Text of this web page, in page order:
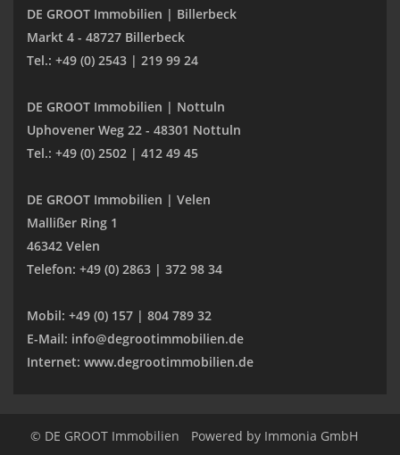
DE GROOT Immobilien | Billerbeck
Markt 4 - 48727 Billerbeck
Tel.: +49 (0) 2543 | 219 99 24
DE GROOT Immobilien | Nottuln
Uphovener Weg 22 - 48301 Nottuln
Tel.: +49 (0) 2502 | 412 49 45
DE GROOT Immobilien | Velen
Mallißer Ring 1
46342 Velen
Telefon: +49 (0) 2863 | 372 98 34
Mobil: +49 (0) 157 | 804 789 32
E-Mail: info@degrootimmobilien.de
Internet: www.degrootimmobilien.de
© DE GROOT Immobilien Powered by Immonia GmbH